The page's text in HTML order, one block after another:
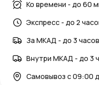
Ко времени - до 60
Экспресс - до 2
За МКАД - до 3 часов
Внутри МКАД - до 3
Самовывоз с 09:00